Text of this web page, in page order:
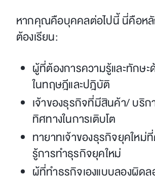
หากคุณคือบุคคลต่อไปนี้ นี่คือห
ต้องเรียน:
ผู้ที่ต้องการความรู้และทักษ
ในทฤษฎีและปฎิบัติ
เจ้าของธุรกิจที่มีสินค้า/ บริก
ทิศทางในการเติบโต
ทายาทเจ้าของธุรกิจยุคใหม่
รู้การทำธุรกิจยุคใหม่